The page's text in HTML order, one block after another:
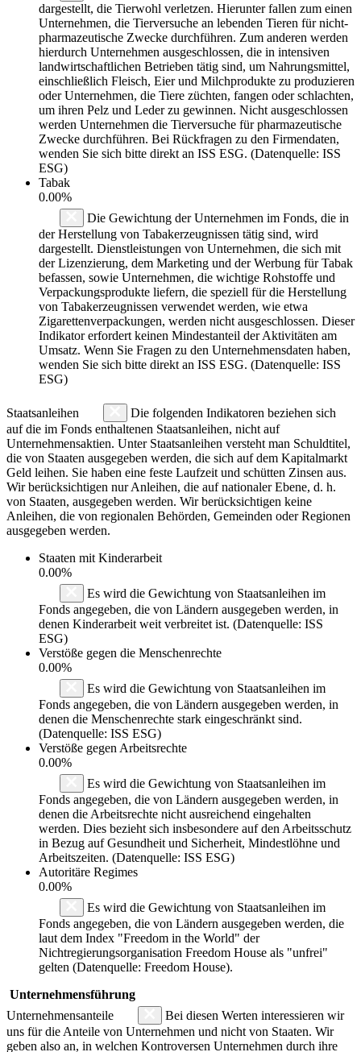
dargestellt, die Tierwohl verletzen. Hierunter fallen zum einen
Unternehmen, die Tierversuche an lebenden Tieren für nicht-
pharmazeutische Zwecke durchführen. Zum anderen werden
hierdurch Unternehmen ausgeschlossen, die in intensiven
landwirtschaftlichen Betrieben tätig sind, um Nahrungsmittel,
einschließlich Fleisch, Eier und Milchprodukte zu produzieren
oder Unternehmen, die Tiere züchten, fangen oder schlachten,
um ihren Pelz und Leder zu gewinnen. Nicht ausgeschlossen
werden Unternehmen die Tierversuche für pharmazeutische
Zwecke durchführen. Bei Rückfragen zu den Firmendaten,
wenden Sie sich bitte direkt an ISS ESG. (Datenquelle: ISS
ESG)
Tabak
0.00%
Die Gewichtung der Unternehmen im Fonds, die in
der Herstellung von Tabakerzeugnissen tätig sind, wird
dargestellt. Dienstleistungen von Unternehmen, die sich mit
der Lizenzierung, dem Marketing und der Werbung für Tabak
befassen, sowie Unternehmen, die wichtige Rohstoffe und
Verpackungsprodukte liefern, die speziell für die Herstellung
von Tabakerzeugnissen verwendet werden, wie etwa
Zigarettenverpackungen, werden nicht ausgeschlossen. Dieser
Indikator erfordert keinen Mindestanteil der Aktivitäten am
Umsatz. Wenn Sie Fragen zu den Unternehmensdaten haben,
wenden Sie sich bitte direkt an ISS ESG. (Datenquelle: ISS
ESG)
Staatsanleihen
Die folgenden Indikatoren beziehen sich
auf die im Fonds enthaltenen Staatsanleihen, nicht auf
Unternehmensaktien. Unter Staatsanleihen versteht man Schuldtitel,
die von Staaten ausgegeben werden, die sich auf dem Kapitalmarkt
Geld leihen. Sie haben eine feste Laufzeit und schütten Zinsen aus.
Wir berücksichtigen nur Anleihen, die auf nationaler Ebene, d. h.
von Staaten, ausgegeben werden. Wir berücksichtigen keine
Anleihen, die von regionalen Behörden, Gemeinden oder Regionen
ausgegeben werden.
Staaten mit Kinderarbeit
0.00%
Es wird die Gewichtung von Staatsanleihen im
Fonds angegeben, die von Ländern ausgegeben werden, in
denen Kinderarbeit weit verbreitet ist. (Datenquelle: ISS
ESG)
Verstöße gegen die Menschenrechte
0.00%
Es wird die Gewichtung von Staatsanleihen im
Fonds angegeben, die von Ländern ausgegeben werden, in
denen die Menschenrechte stark eingeschränkt sind.
(Datenquelle: ISS ESG)
Verstöße gegen Arbeitsrechte
0.00%
Es wird die Gewichtung von Staatsanleihen im
Fonds angegeben, die von Ländern ausgegeben werden, in
denen die Arbeitsrechte nicht ausreichend eingehalten
werden. Dies bezieht sich insbesondere auf den Arbeitsschutz
in Bezug auf Gesundheit und Sicherheit, Mindestlöhne und
Arbeitszeiten. (Datenquelle: ISS ESG)
Autoritäre Regimes
0.00%
Es wird die Gewichtung von Staatsanleihen im
Fonds angegeben, die von Ländern ausgegeben werden, die
laut dem Index "Freedom in the World" der
Nichtregierungsorganisation Freedom House als "unfrei"
gelten (Datenquelle: Freedom House).
Unternehmensführung
Unternehmensanteile
Bei diesen Werten interessieren wir
uns für die Anteile von Unternehmen und nicht von Staaten. Wir
geben also an, in welchen Kontroversen Unternehmen durch ihre